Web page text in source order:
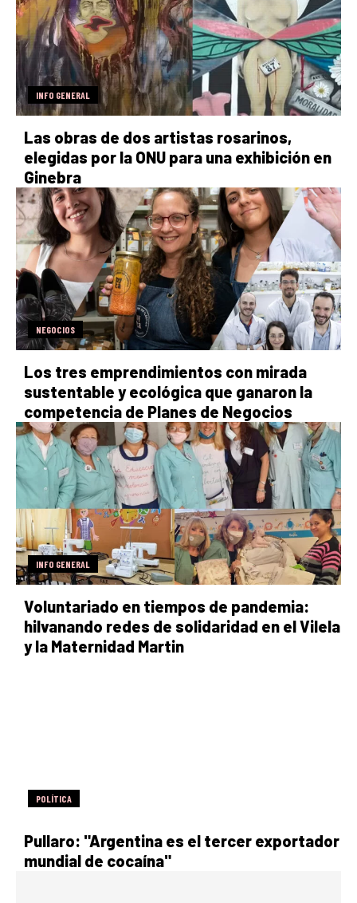
INFO GENERAL
Las obras de dos artistas rosarinos,
elegidas por la ONU para una exhibición en
Ginebra
NEGOCIOS
Los tres emprendimientos con mirada
sustentable y ecológica que ganaron la
competencia de Planes de Negocios
INFO GENERAL
Voluntariado en tiempos de pandemia:
hilvanando redes de solidaridad en el Vilela
y la Maternidad Martin
POLÍTICA
Pullaro: "Argentina es el tercer exportador
mundial de cocaína"